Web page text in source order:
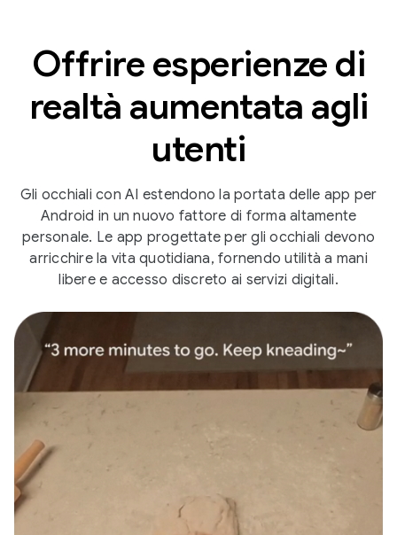
Offrire esperienze di
realtà aumentata agli
utenti
Gli occhiali con AI estendono la portata delle app per
Android in un nuovo fattore di forma altamente
personale. Le app progettate per gli occhiali devono
arricchire la vita quotidiana, fornendo utilità a mani
libere e accesso discreto ai servizi digitali.